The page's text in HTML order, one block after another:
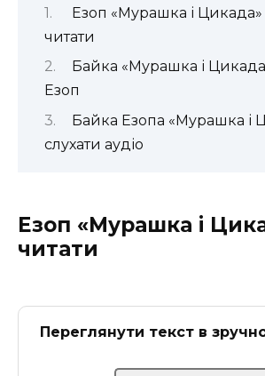
Езоп «Мурашка і Цикада»
читати
Байка «Мурашка і
Езоп
Байка Езопа «Мурашка і
слухати аудіо
Езоп «Мурашка і
читати
Переглянути текст в